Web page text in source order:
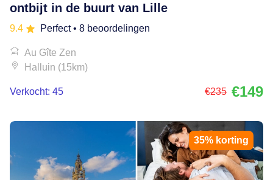
ontbijt in de buurt van Lille
9.4 Perfect• 8 beoordelingen
Au Gîte Zen
Halluin (15km)
Verkocht: 45 €235 €149
35% korting